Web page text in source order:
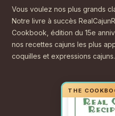
Vous voulez nos plus grands
Notre livre à succès
Cookbook, édition du 15e
nos recettes cajuns les plus
coquilles et expressions cajuns.